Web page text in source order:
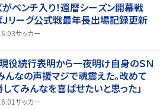
がベンチ入り！還暦シーズン開幕戦
リーグ公式戦最年長出場記録更新
サッカー
役続行表明から一夜明け自身のＳＮ
んなの声援マジで魂震えた。改めて
てみんなを喜ばせたいと思った」
サッカー